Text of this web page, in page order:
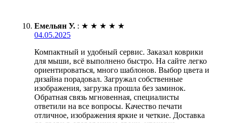
Емельян У. : ★ ★ ★ ★ ★
04.05.2025
Компактный и удобный сервис. Заказал коврики
для мыши, всё выполнено быстро. На сайте легко
ориентироваться, много шаблонов. Выбор цвета и
дизайна порадовал. Загружал собственные
изображения, загрузка прошла без заминок.
Обратная связь мгновенная, специалисты
ответили на все вопросы. Качество печати
отличное, изображения яркие и четкие. Доставка